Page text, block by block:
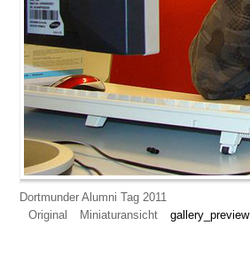
Dortmunder Alumni Tag 2011
Original
Miniaturansicht gallery_preview